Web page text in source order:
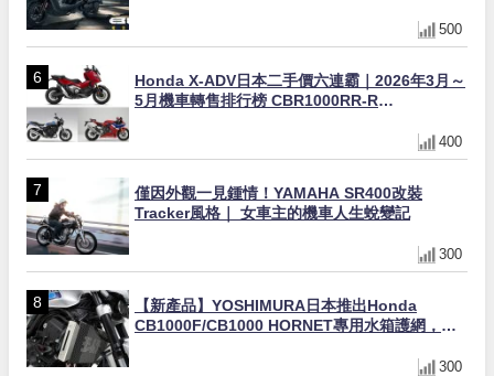
500
Honda X-ADV日本二手價六連霸｜2026年3月～
5月機車轉售排行榜 CBR1000RR-R
400
僅因外觀一見鍾情！YAMAHA SR400改裝
Tracker風格｜ 女車主的機車人生蛻變記
300
【新產品】YOSHIMURA日本推出Honda
CB1000F/CB1000 HORNET專用水箱護網，六
300